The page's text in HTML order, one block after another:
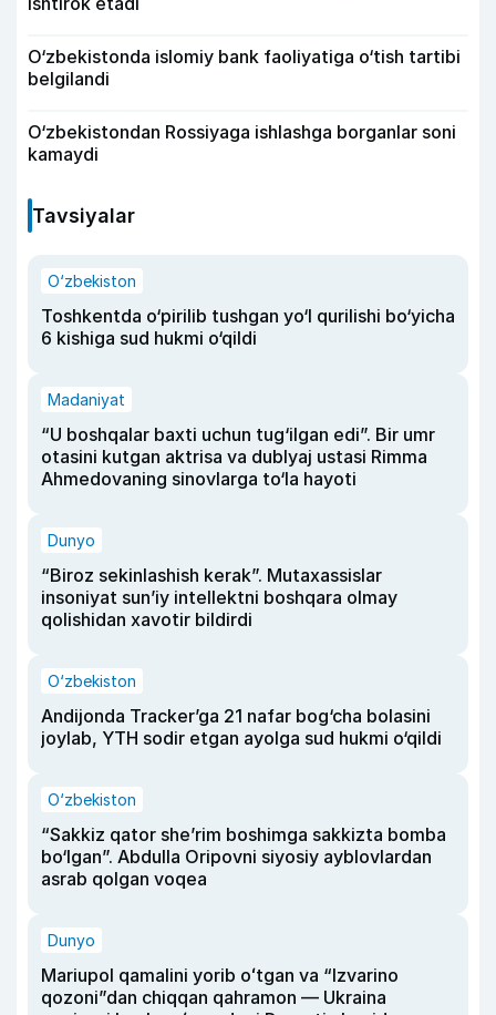
O‘zbekistonda islomiy bank faoliyatiga o‘tish tartibi
belgilandi
O‘zbekistondan Rossiyaga ishlashga borganlar soni
kamaydi
Tavsiyalar
O‘zbekiston
Toshkentda o‘pirilib tushgan yo‘l qurilishi bo‘yicha
6 kishiga sud hukmi o‘qildi
Madaniyat
“U boshqalar baxti uchun tug‘ilgan edi”. Bir umr
otasini kutgan aktrisa va dublyaj ustasi Rimma
Ahmedovaning sinovlarga to‘la hayoti
Dunyo
“Biroz sekinlashish kerak”. Mutaxassislar
insoniyat sun’iy intellektni boshqara olmay
qolishidan xavotir bildirdi
O‘zbekiston
Andijonda Tracker’ga 21 nafar bog‘cha bolasini
joylab, YTH sodir etgan ayolga sud hukmi o‘qildi
O‘zbekiston
“Sakkiz qator she’rim boshimga sakkizta bomba
bo‘lgan”. Abdulla Oripovni siyosiy ayblovlardan
asrab qolgan voqea
Dunyo
Mariupol qamalini yorib oʻtgan va “Izvarino
qozoni”dan chiqqan qahramon — Ukraina